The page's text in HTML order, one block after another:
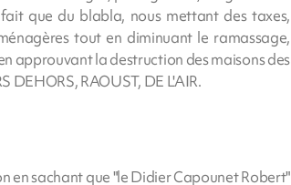
que du blabla, nous mettant des taxes,
tout en diminuant le ramassage,
approuvant la destruction des maisons des
RAOUST, DE L'AIR.
en sachant que "le Didier Capounet Robert"